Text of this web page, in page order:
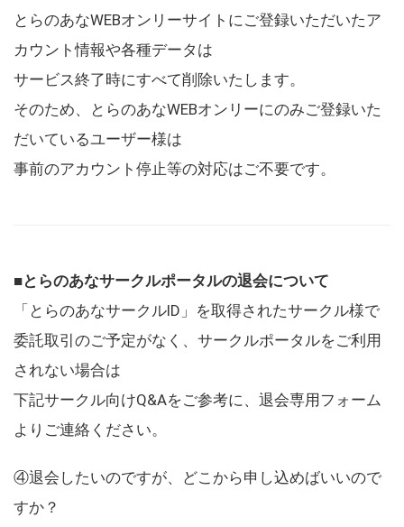
とらのあなWEBオンリーサイトにご登録いただいたア
カウント情報や各種データは
サービス終了時にすべて削除いたします。
そのため、とらのあなWEBオンリーにのみご登録いた
だいているユーザー様は
事前のアカウント停止等の対応はご不要です。
■とらのあなサークルポータルの退会について
「とらのあなサークルID」を取得されたサークル様で
委託取引のご予定がなく、サークルポータルをご利用
されない場合は
下記サークル向けQ&Aをご参考に、退会専用フォーム
よりご連絡ください。
④退会したいのですが、どこから申し込めばいいので
すか？